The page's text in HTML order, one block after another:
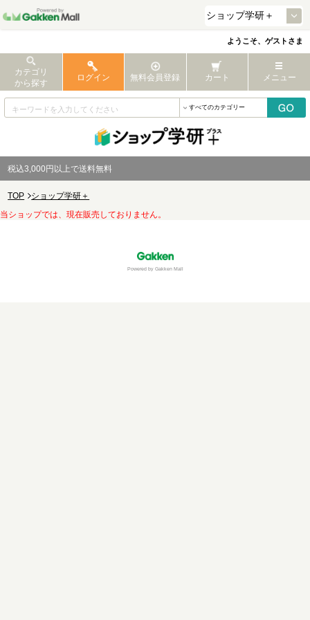
ようこそ、ゲストさま
カテゴリ
から探す
ログイン 無料会員登録 カート メニュー
税込3,000円以上で送料無料
TOP
ショップ学研＋
当ショップでは、現在販売しておりません。
Powered by Gakken Mall